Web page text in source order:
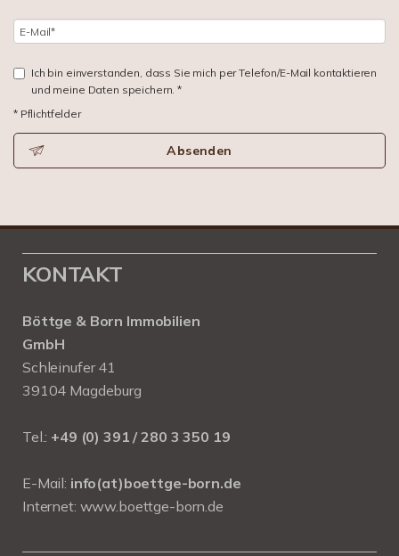
Ich bin einverstanden, dass Sie mich per Telefon/E-Mail kontaktieren
und meine Daten speichern. *
* Pflichtfelder
Absenden
KONTAKT
Böttge & Born Immobilien
GmbH
Schleinufer 41
39104 Magdeburg
Tel.: +49 (0) 391 / 280 3 350 19
E-Mail: info(at)boettge-born.de
Internet: www.boettge-born.de